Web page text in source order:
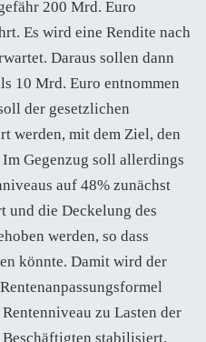
200 Mrd. Euro
Es wird eine Rendite nach
Daraus sollen dann
10 Mrd. Euro entnommen
der gesetzlichen
werden, mit dem Ziel, den
Gegenzug soll allerdings
auf 48% zunächst
und die Deckelung des
werden, so dass
könnte. Damit wird der
zu Lasten der
stabilisiert.